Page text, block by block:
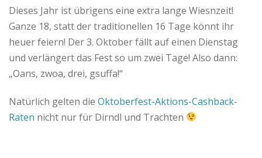
Dieses Jahr ist übrigens eine extra lange Wiesnzeit!
Ganze 18, statt der traditionellen 16 Tage könnt ihr
heuer feiern! Der 3. Oktober fällt auf einen Dienstag
und verlängert das Fest so um zwei Tage! Also dann:
„Oans, zwoa, drei, gsuffa!“
Natürlich gelten die Oktoberfest-Aktions-Cashback-
Raten nicht nur für Dirndl und Trachten